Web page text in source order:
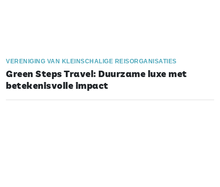
VERENIGING VAN KLEINSCHALIGE REISORGANISATIES
Green Steps Travel: Duurzame luxe met
betekenisvolle impact